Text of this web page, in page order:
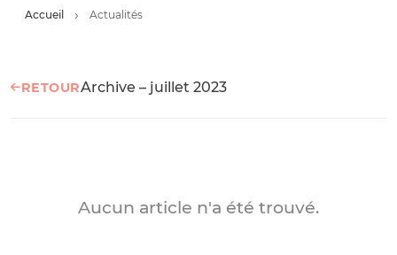
Accueil Actualités
RETOURArchive – juillet 2023
Aucun article n'a été trouvé.